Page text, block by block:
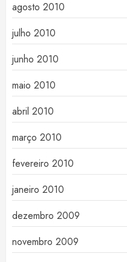
agosto 2010
julho 2010
junho 2010
maio 2010
abril 2010
março 2010
fevereiro 2010
janeiro 2010
dezembro 2009
novembro 2009